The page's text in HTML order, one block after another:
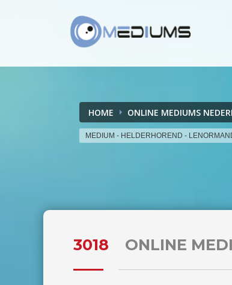
HOME ONLINE MEDIUMS
MEDIUM - HELDERHOREND -
3018 ONLINE